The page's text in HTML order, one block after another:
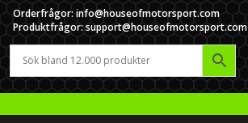
Orderfrågor: info@houseofmotorsport.com
Produktfrågor: support@houseofmotorsport.com